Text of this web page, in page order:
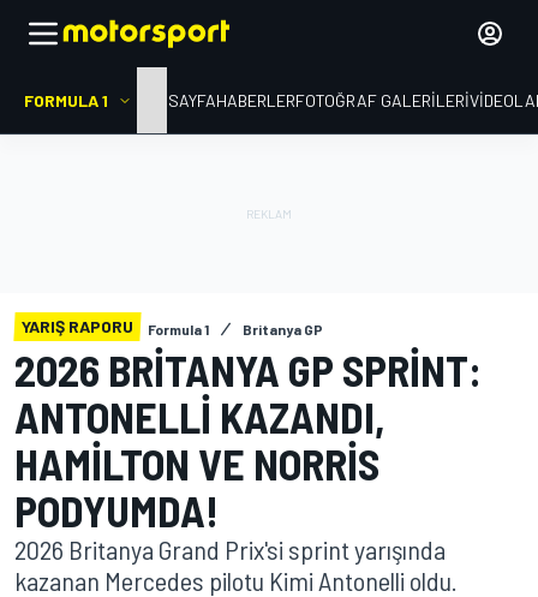
FORMULA 1 ANA SAYFAHABERLERFOTOĞRAF GALERILERI
YARIŞ RAPORU Formula 1 Britanya GP
2026 BRITANYA GP SPRINT:
ANTONELLI KAZANDI,
HAMILTON VE NORRIS
PODYUMDA!
2026 Britanya Grand Prix'si sprint yarışında
kazanan Mercedes pilotu Kimi Antonelli oldu.